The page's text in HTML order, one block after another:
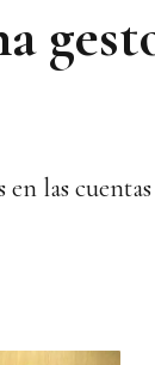
en las cuentas